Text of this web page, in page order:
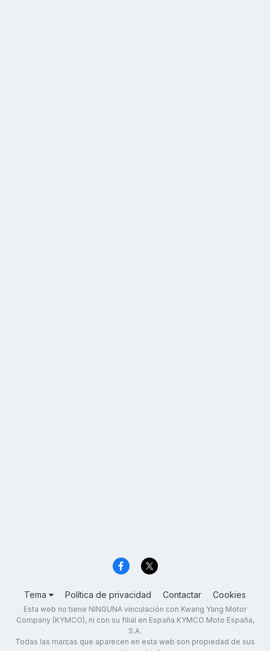
Tema Política de privacidad Contactar Cookies
Esta web no tiene NINGUNA vinculación con Kwang Yang Motor
Company (KYMCO), ni con su filial en España KYMCO Moto España,
S.A.
Todas las marcas que aparecen en esta web son propiedad de sus